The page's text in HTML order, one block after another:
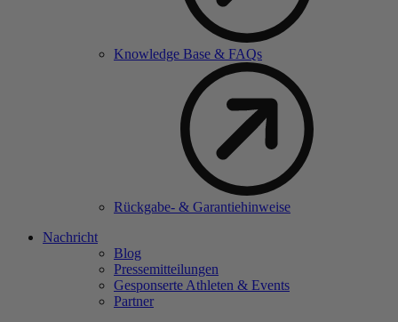
Knowledge Base & FAQs
Rückgabe- & Garantiehinweise
Nachricht
Blog
Pressemitteilungen
Gesponserte Athleten & Events
Partner